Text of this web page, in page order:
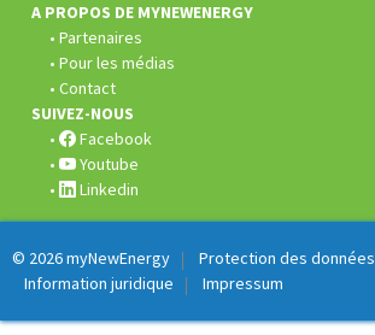
A PROPOS DE MYNEWENERGY
Partenaires
Pour les médias
Contact
SUIVEZ-NOUS
Facebook
Youtube
Linkedin
© 2026myNewEnergy
Protection des données
Information juridique
Impressum